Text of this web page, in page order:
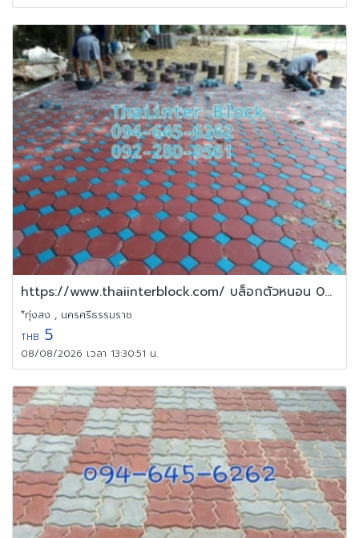
https://www.thaiinterblock.com/ บล็อกตัวหนอน 094-645 6262
*ทุ่งสง , นครศรีธรรมราช
THB 5
08/08/2026 เวลา 13:30:51 น.